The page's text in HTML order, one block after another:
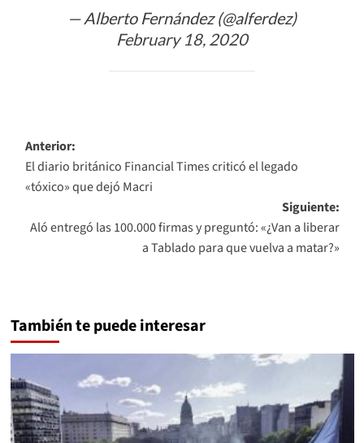
— Alberto Fernández (@alferdez)
February 18, 2020
Navegación
de
entradas
Anterior:
El diario británico Financial Times criticó el legado
«tóxico» que dejó Macri
Siguiente:
Aló entregó las 100.000 firmas y preguntó: «¿Van a liberar
a Tablado para que vuelva a matar?»
También te puede interesar